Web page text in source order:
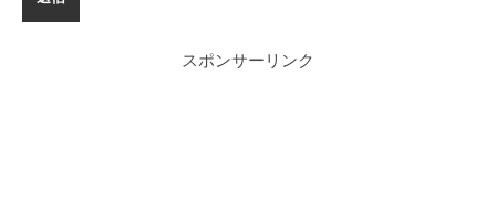
スポンサーリンク